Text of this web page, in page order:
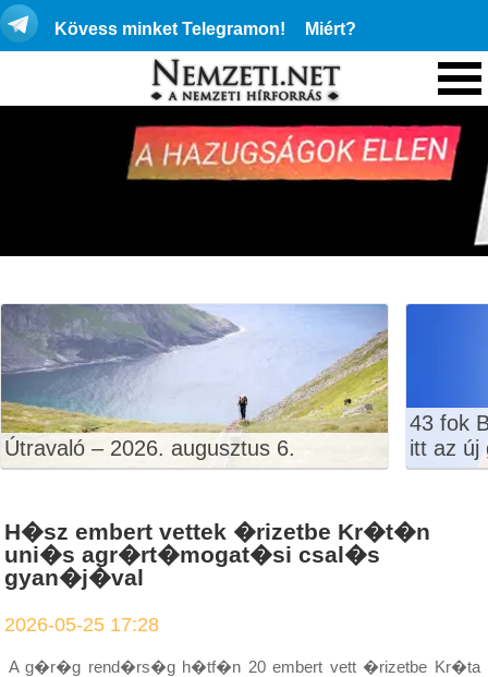
Kövess minket Telegramon! Miért?
Útravaló – 2026. augusztus 6.
43 fok
itt az új
H�sz embert vettek �rizetbe Kr�t�n
uni�s agr�rt�mogat�si csal�s
gyan�j�val
2026-05-25 17:28
A g�r�g rend�rs�g h�tf�n 20 embert vett �rizetbe Kr�ta